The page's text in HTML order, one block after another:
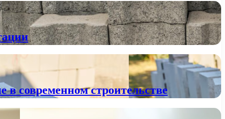
современном строительстве